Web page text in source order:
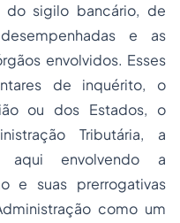
do sigilo bancário, de
e as
envolvidos. Esses
de inquérito, o
ou dos Estados, o
Tributária, a
aqui envolvendo a
e suas prerrogativas
como um